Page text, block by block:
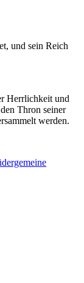
und sein Reich
Herrlichkeit und
Thron seiner
werden.